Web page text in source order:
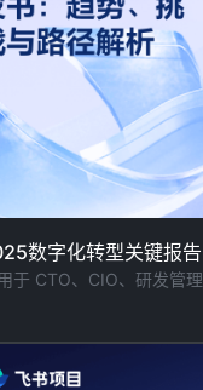
数字化转型关键报告
于 CTO、CIO、研发管理